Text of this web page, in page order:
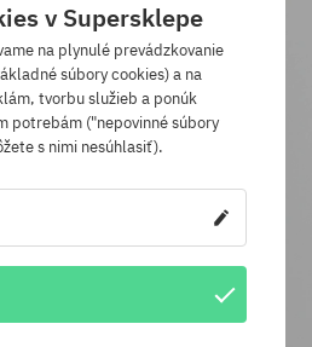
v Supersklepe
na plynulé prevádzkovanie
súbory cookies) a na
tvorbu služieb a ponúk
potrebám ("nepovinné súbory
s nimi nesúhlasiť).